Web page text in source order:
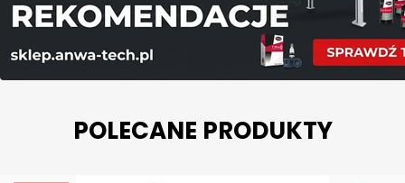
POLECANE PRODUKTY